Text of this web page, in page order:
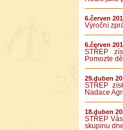
6.červen
Výroční
6.červen
STŘEP
Pomozte
29.duben
STŘEP
Nadace
18.duben
STŘEP
skupinu